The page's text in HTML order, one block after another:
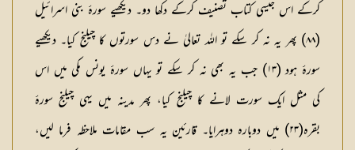
کرکے اس جیسی کتاب تصنیف کرکے دکھا دو۔ دیکھیے سورۂ بنی اسرائیل
(۸۸) پھر یہ نہ کر سکے تو اللہ تعالیٰ نے دس سورتوں کا چیلنج کیا۔ دیکھیے
سورۂ ہود (۱۳) جب یہ بھی نہ کر سکے تو یہاں سورۂ یونس مکی میں اس
کی مثل ایک سورت لانے کا چیلنج کیا، پھر مدینہ میں یہی چیلنج سورۂ
بقرہ(۲۳) میں دوبارہ دوہرایا۔ قارئین یہ سب مقامات ملاحظہ فرما لیں،